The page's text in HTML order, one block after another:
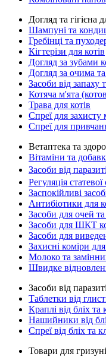
Догляд та гігієна
Шампуні та
Гребінці та
Кігтерізи для котів
Догляд за зубами
Догляд за очима
Засоби від запаху
Котяча м'ята
Трава для котів
Спреї для захисту
Спреї для
Ветаптека та
Вітаміни та
Засоби від
Регуляція
Заспокійливі
Антибіотики для
Засоби для очей та
Засоби для ШКТ
Засоби для
Захисні коміри для
Молоко та
Швидке
Засоби від
Таблетки від
Краплі від бліх та
Нашийники від
Спреї від бліх та
Товари для